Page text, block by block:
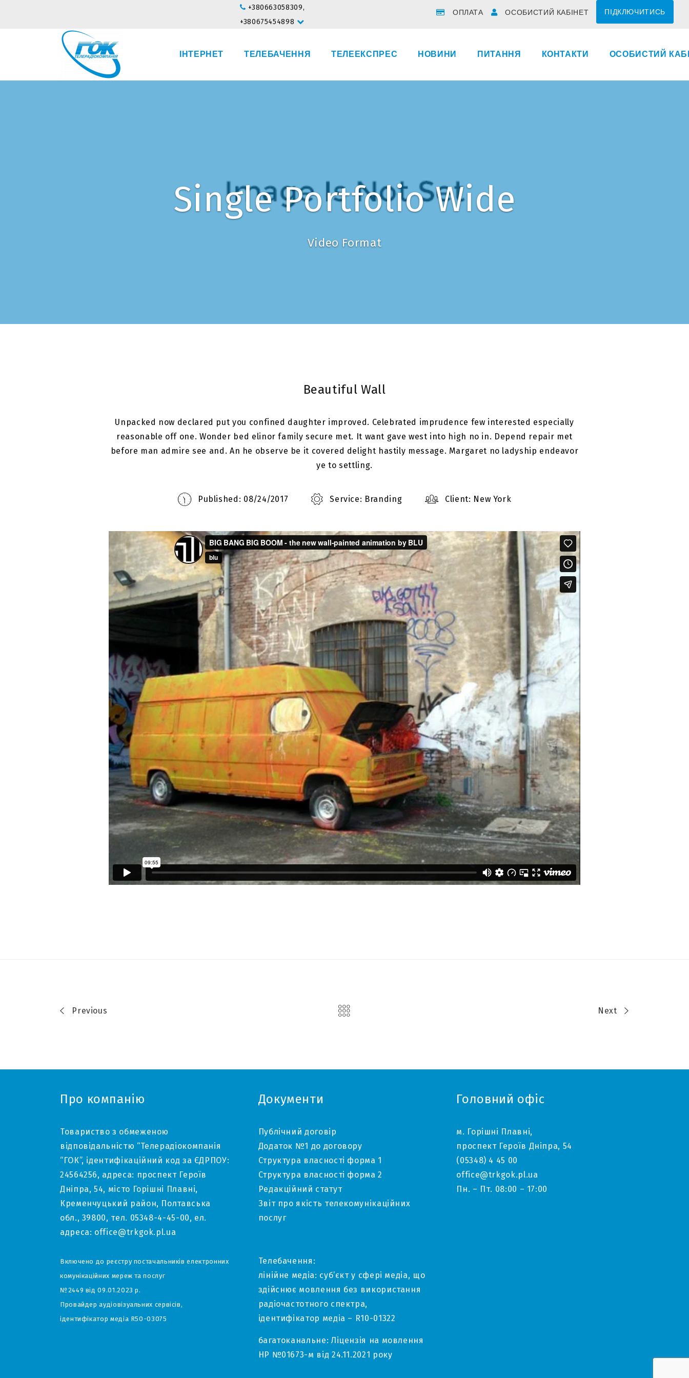
+380663058309,
+380675454898
ОПЛАТА ОСОБИСТИЙ КАБІНЕТ ПІДКЛЮЧИТИСЬ
ІНТЕРНЕТ ТЕЛЕБАЧЕННЯ ТЕЛЕЕКСПРЕС НОВИНИ ПИТАННЯ КОНТАКТИ ОСОБИСТИЙ
Single Portfolio Wide
Video Format
Beautiful Wall
Unpacked now declared put you confined daughter improved. Celebrated imprudence few interested especially
reasonable off one. Wonder bed elinor family secure met. It want gave west into high no in. Depend repair met
before man admire see and. An he observe be it covered delight hastily message. Margaret no ladyship endeavor
ye to settling.
Published: 08/24/2017 Service: Branding Client: New York
Previous Next
Про компанію
Товариство з обмеженою
відповідальністю “Телерадіокомпанія
“ГОК”, ідентифікаційний код за ЄДРПОУ:
24564256, адреса: проспект Героїв
Дніпра, 54, місто Горішні Плавні,
Кременчуцький район, Полтавська
обл., 39800, тел. 05348-4-45-00, ел.
адреса: office@trkgok.pl.ua
Включено до реєстру постачальників електронних
комунікаційних мереж та послуг
№2449 від 09.01.2023 р.
Провайдер аудіовізуальних сервісів,
ідентифікатор медіа R50-03075
Документи
Публічний договір
Додаток №1 до договору
Структура власності форма 1
Структура власності форма 2
Редакційний статут
Звіт про якість телекомунікаційних
послуг
Телебачення:
лінійне медіа: суб’єкт у сфері медіа, що
здійснює мовлення без використання
радіочастотного спектра,
ідентифікатор медіа – R10-01322
багатоканальне: Ліцензія на мовлення
НР №01673-м від 24.11.2021 року
Головний офіс
м. Горішні Плавні,
проспект Героїв Дніпра, 54
(05348) 4 45 00
office@trkgok.pl.ua
Пн. – Пт. 08:00 – 17:00